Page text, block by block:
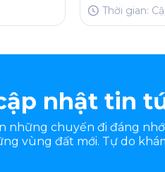
Thời gian:
nhật tin
những chuyến đi đáng
vùng đất mới. Tự do